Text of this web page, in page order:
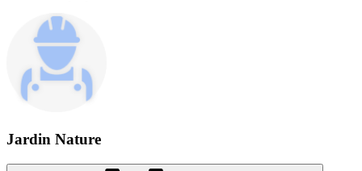
Jardin Nature